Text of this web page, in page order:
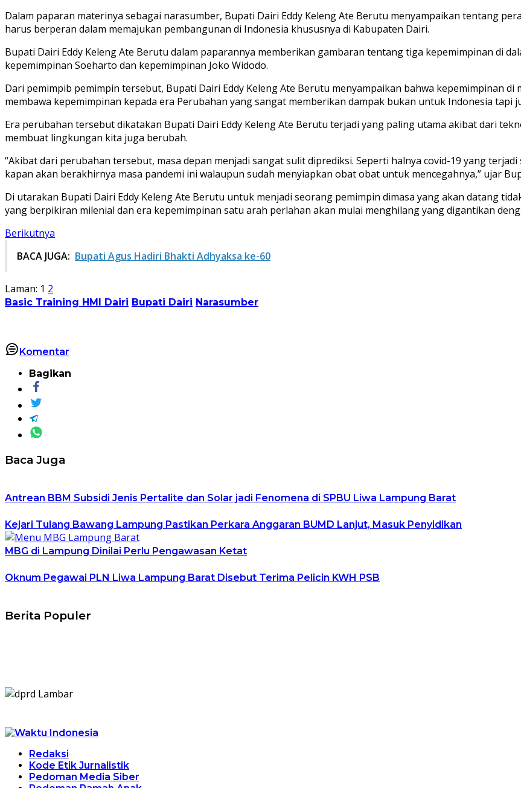
Dalam paparan materinya sebagai narasumber, Bupati Dairi Eddy Keleng Ate Berutu menyampaikan tentang
harus berperan dalam memajukan pembangunan di Indonesia khususnya di Kabupaten Dairi.
Bupati Dairi Eddy Keleng Ate Berutu dalam paparannya memberikan gambaran tentang tiga kepemimpinan di
kepemimpinan Soeharto dan kepemimpinan Joko Widodo.
Dari pemimpib pemimpin tersebut, Bupati Dairi Eddy Keleng Ate Berutu menyampaikan bahwa kepemimpinan di
membawa kepemimpinan kepada era Perubahan yang sangat memberikan dampak bukan untuk Indonesia tapi
Era perubahan tersebut dikatakan Bupati Dairi Eddy Keleng Ate Berutu terjadi yang paling utama akibat dari
membuat lingkungan kita juga berubah.
“Akibat dari perubahan tersebut, masa depan menjadi sangat sulit diprediksi. Seperti halnya covid-19 yang
kapan akan berakhirnya masa pandemi ini walaupun sudah menyiapkan obat obat untuk mencegahnya,” ujar
Di utarakan Bupati Dairi Eddy Keleng Ate Berutu untuk menjadi seorang pemimpin dimasa yang akan datang
yang berpikiran milenial dan era kepemimpinan satu arah perlahan akan mulai menghilang yang digantikan
Berikutnya
BACA JUGA: Bupati Agus Hadiri Bhakti Adhyaksa ke-60
Laman: 1 2
Basic Training HMI Dairi Bupati Dairi Narasumber
Komentar
Bagikan
Baca Juga
Antrean BBM Subsidi Jenis Pertalite dan Solar jadi Fenomena di SPBU Liwa Lampung Barat
Kejari Tulang Bawang Lampung Pastikan Perkara Anggaran BUMD Lanjut, Masuk Penyidikan
MBG di Lampung Dinilai Perlu Pengawasan Ketat
Oknum Pegawai PLN Liwa Lampung Barat Disebut Terima Pelicin KWH PSB
Berita Populer
Redaksi
Kode Etik Jurnalistik
Pedoman Media Siber